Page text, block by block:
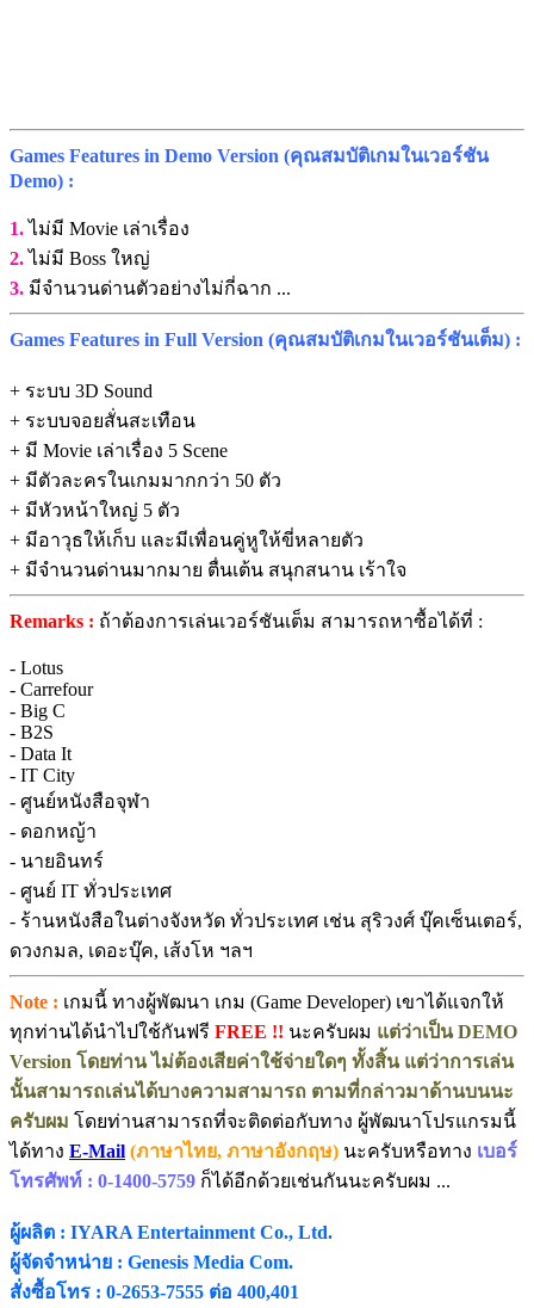
Games Features in Demo Version (คุณสมบัติเกมในเวอร์ชัน
Demo) :
1. ไม่มี Movie เล่าเรื่อง
2. ไม่มี Boss ใหญ่
3. มีจำนวนด่านตัวอย่างไม่กี่ฉาก ...
Games Features in Full Version (คุณสมบัติเกมในเวอร์ชันเต็ม) :
+ ระบบ 3D Sound
+ ระบบจอยสั่นสะเทือน
+ มี Movie เล่าเรื่อง 5 Scene
+ มีตัวละครในเกมมากกว่า 50 ตัว
+ มีหัวหน้าใหญ่ 5 ตัว
+ มีอาวุธให้เก็บ และมีเพื่อนคู่หูให้ขี่หลายตัว
+ มีจำนวนด่านมากมาย ตื่นเต้น สนุกสนาน เร้าใจ
Remarks : ถ้าต้องการเล่นเวอร์ชันเต็ม สามารถหาซื้อได้ที่ :
- Lotus
- Carrefour
- Big C
- B2S
- Data It
- IT City
- ศูนย์หนังสือจุฬา
- ดอกหญ้า
- นายอินทร์
- ศูนย์ IT ทั่วประเทศ
- ร้านหนังสือในต่างจังหวัด ทั่วประเทศ เช่น สุริวงศ์ บุ๊คเซ็นเตอร์,
ดวงกมล, เดอะบุ๊ค, เส้งโห ฯลฯ
Note : เกมนี้ ทางผู้พัฒนา เกม (Game Developer) เขาได้แจกให้
ทุกท่านได้นำไปใช้กันฟรี FREE !! นะครับผม แต่ว่าเป็น DEMO
Version โดยท่าน ไม่ต้องเสียค่าใช้จ่ายใดๆ ทั้งสิ้น แต่ว่าการเล่น
นั้นสามารถเล่นได้บางความสามารถ ตามที่กล่าวมาด้านบนนะ
ครับผม โดยท่านสามารถที่จะติดต่อกับทาง ผู้พัฒนาโปรแกรมนี้
ได้ทาง E-Mail (ภาษาไทย, ภาษาอังกฤษ) นะครับหรือทาง เบอร์
โทรศัพท์ : 0-1400-5759 ก็ได้อีกด้วยเช่นกันนะครับผม ...
ผู้ผลิต : IYARA Entertainment Co., Ltd.
ผู้จัดจำหน่าย : Genesis Media Com.
สั่งซื้อโทร : 0-2653-7555 ต่อ 400,401